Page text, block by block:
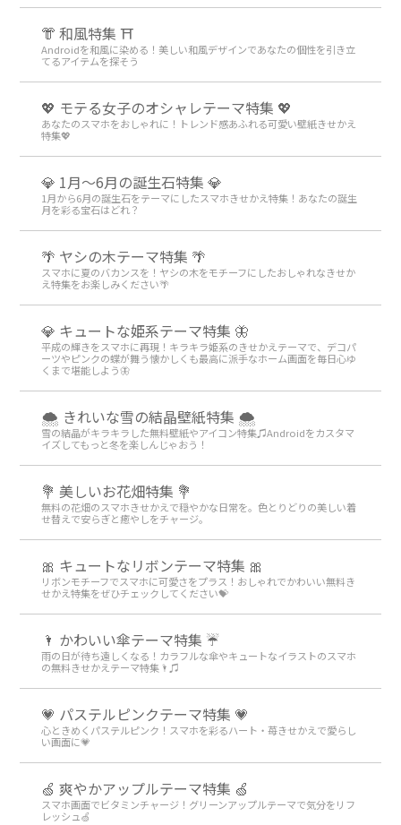
👘 和風特集 ⛩
Androidを和風に染める！美しい和風デザインであなたの個性を引き立
てるアイテムを探そう
💖 モテる女子のオシャレテーマ特集 💖
あなたのスマホをおしゃれに！トレンド感あふれる可愛い壁紙きせかえ
特集💖
💎 1月～6月の誕生石特集 💎
1月から6月の誕生石をテーマにしたスマホきせかえ特集！あなたの誕生
月を彩る宝石はどれ？
🌴 ヤシの木テーマ特集 🌴
スマホに夏のバカンスを！ヤシの木をモチーフにしたおしゃれなきせか
え特集をお楽しみください🌴
💎 キュートな姫系テーマ特集 🦋
平成の輝きをスマホに再現！キラキラ姫系のきせかえテーマで、デコパ
ーツやピンクの蝶が舞う懐かしくも最高に派手なホーム画面を毎日心ゆ
くまで堪能しよう🦋
🌨 きれいな雪の結晶壁紙特集 🌨
雪の結晶がキラキラした無料壁紙やアイコン特集♫Androidをカスタマ
イズしてもっと冬を楽しんじゃおう！
💐 美しいお花畑特集 💐
無料の花畑のスマホきせかえで穏やかな日常を。色とりどりの美しい着
せ替えで安らぎと癒やしをチャージ。
🎀 キュートなリボンテーマ特集 🎀
リボンモチーフでスマホに可愛さをプラス！おしゃれでかわいい無料き
せかえ特集をぜひチェックしてください💝
🌂 かわいい傘テーマ特集 ☔
雨の日が待ち遠しくなる！カラフルな傘やキュートなイラストのスマホ
の無料きせかえテーマ特集🌂♫
💗 パステルピンクテーマ特集 💗
心ときめくパステルピンク！スマホを彩るハート・苺きせかえで愛らし
い画面に💗
🍏 爽やかアップルテーマ特集 🍏
スマホ画面でビタミンチャージ！グリーンアップルテーマで気分をリフ
レッシュ🍏